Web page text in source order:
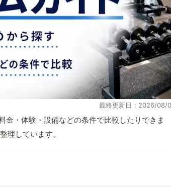
最終更新日：2026/08/
・体験・設備などの条件で比較したりできま
理しています。